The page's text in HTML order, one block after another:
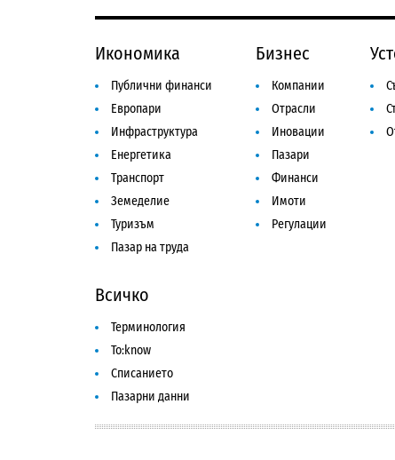
Икономика
Публични финанси
Европари
Инфраструктура
Енергетика
Транспорт
Земеделие
Туризъм
Пазар на труда
Бизнес
Компании
Отрасли
Иновации
Пазари
Финанси
Имоти
Регулации
Всичко
Терминология
To:know
Списанието
Пазарни данни